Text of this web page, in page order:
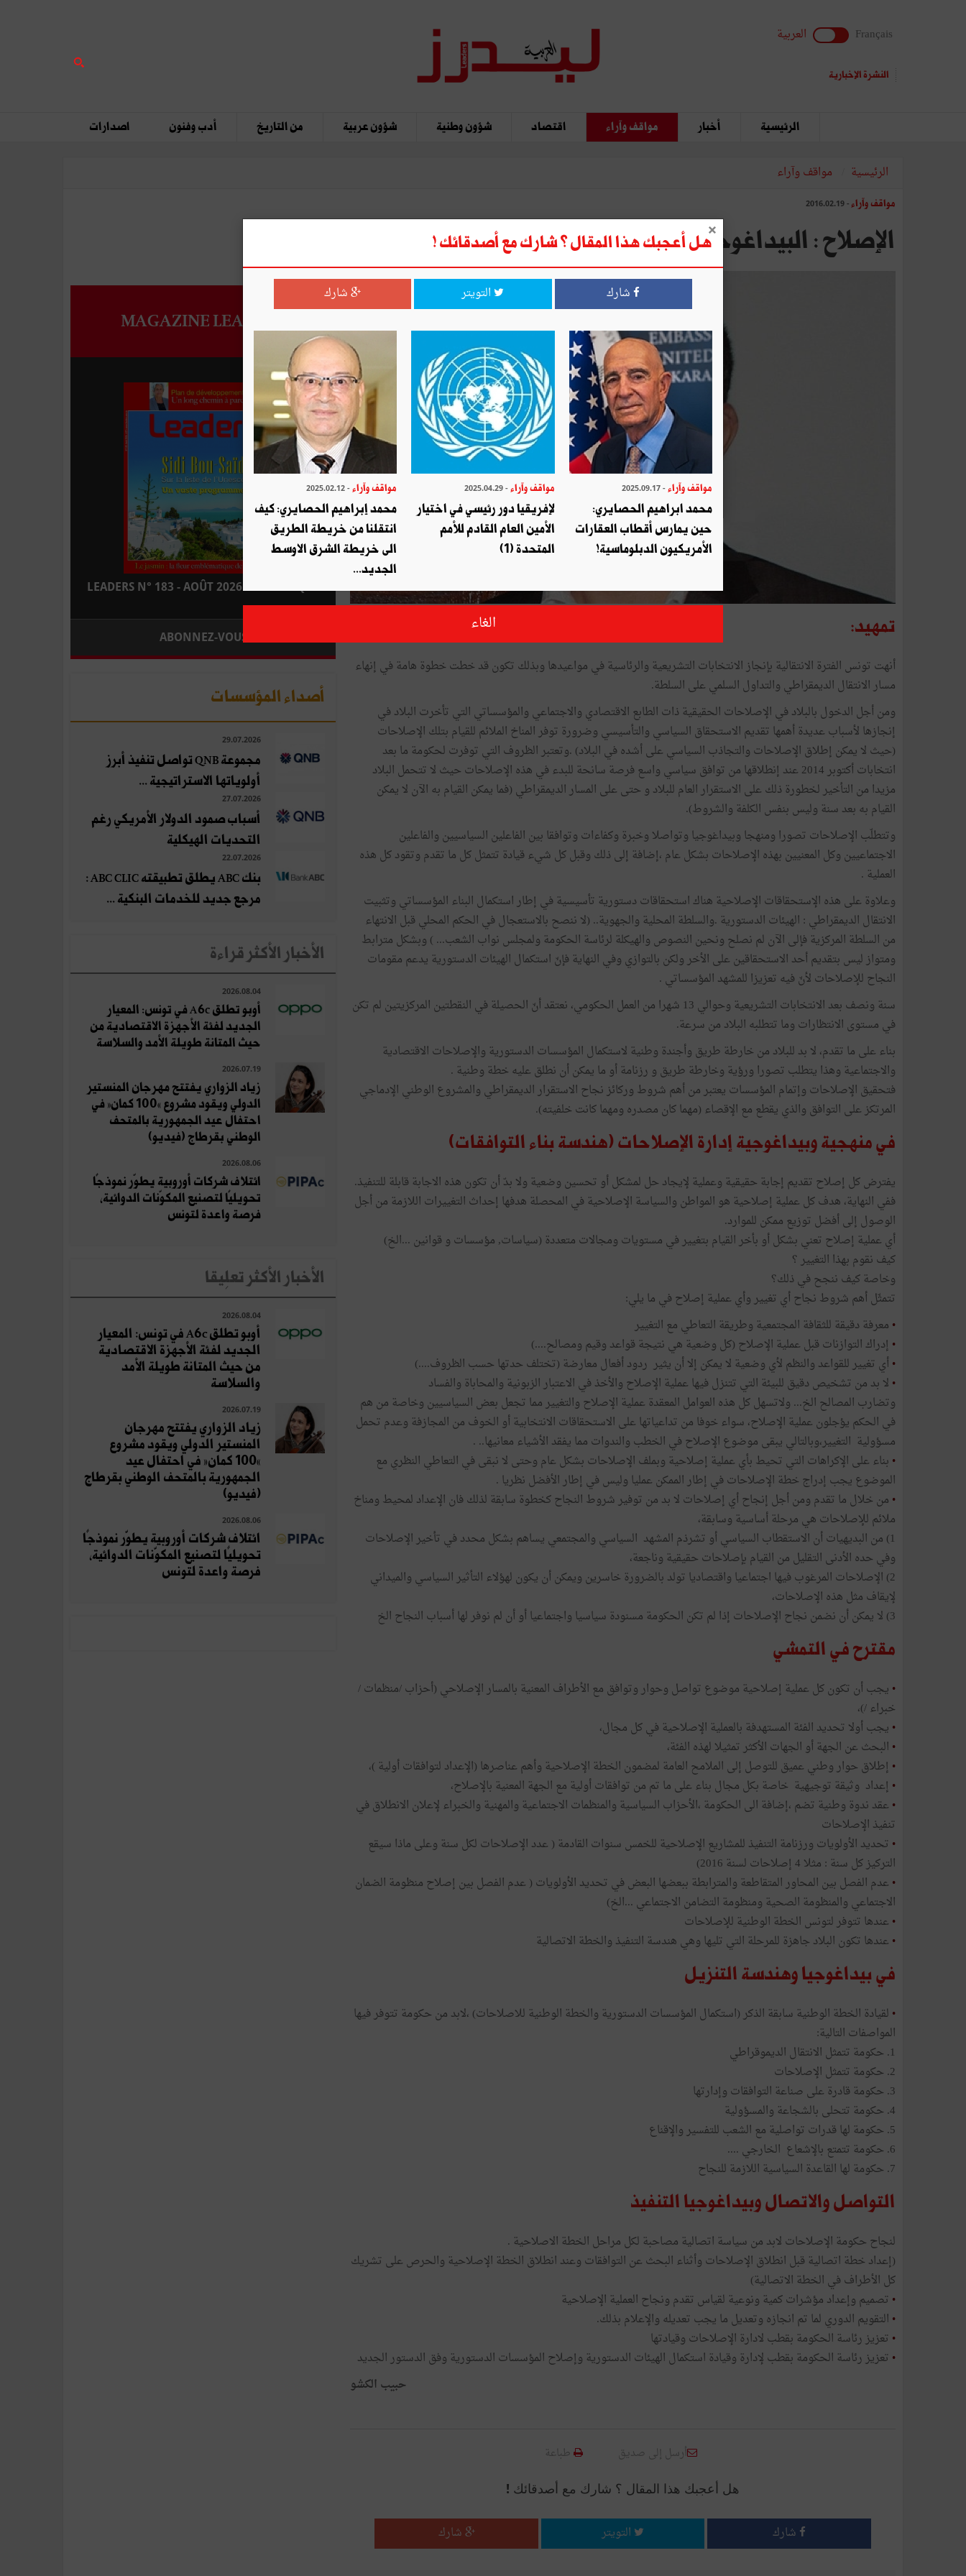
Français العربية
النشرة الإخبارية
الرئيسية أخبار مواقف وآراء اقتصاد شؤون وطنية شؤون عربية من التاريخ أدب وفنون اصدارات
الرئيسية مواقف وآراء
مواقف وآراء - 2016.02.19
الإصلاح : البيداغوجيا والمنهجية
تمهيد:
أنهت تونس الفترة الانتقالية بإنجاز الانتخابات التشريعية والرئاسية في مواعيدها وبذلك تكون قد خطت خطوة هامة في إنهاء
مسار الانتقال الديمقراطي والتداول السلمي على السلطة.
ومن أجل الدخول بالبلاد في الإصلاحات الحقيقية ذات الطابع الاقتصادي والاجتماعي والمؤسساتي التي تأخرت البلاد في
إنجازها لأسباب عديدة أهمها تقديم الاستحقاق السياسي والتأسيسي وضرورة توفر المناخ الملائم للقيام بتلك الإصلاحات
(حيث لا يمكن إطلاق الإصلاحات والتجاذب السياسي على أشده في البلاد) .وتعتبر الظروف التي توفرت لحكومة ما بعد
انتخابات أكتوبر 2014 عند إنطلاقها من توافق سياسي واسع فرصة سانحة للبدء في هذه الإصلاحات حيث لا تتحمل البلاد
مزيدا من التأخير لخطورة ذلك على الاستقرار العام للبلاد و حتى على المسار الديمقراطي (فما يمكن القيام به الآن لا يمكن
القيام به بعد سنة وليس بنفس الكلفة والشروط).
وتتطلّب الإصلاحات تصورا ومنهجا وبيداغوجيا وتواصلا وخبرة وكفاءات وتوافقا بين الفاعلين السياسيين والفاعلين
الاجتماعيين وكل المعنيين بهذه الإصلاحات بشكل عام ،إضافة إلى ذلك وقبل كل شيء قيادة تتمثل كل ما تقدم وتقود كل هذه
العملية .
وعلاوة على هذه الإستحقاقات الإصلاحية هناك استحقاقات دستورية تأسيسية في إطار استكمال البناء المؤسساتي وتثبيت
الانتقال الديمقراطي : الهيئات الدستورية .والسلطة المحلية والجهوية.. (لا ننصح بالاستعجال في الحكم المحلي قبل الانتهاء
من السلطة المركزية فإلى الآن لم نصلح ونحين النصوص والهيكلة لرئاسة الحكومة ولمجلس نواب الشعب... ) وبشكل مترابط
ومتواز ليس بتقديم أحد الاستحقاقين على الأخر ولكن بالتوازي وفي النهاية فإنّ استكمال الهيئات الدستورية يدعم مقومات
النجاح للإصلاحات لأنّ فيه تعزيزا للمشهد المؤسساتي .
سنة ونصف بعد الانتخابات التشريعية وحوالي 13 شهرا من العمل الحكومي، نعتقد أنّ الحصيلة في النقطتين المركزيتين لم تكن
في مستوى الانتظارات وما تتطلبه البلاد من سرعة.
بناء على ما تقدم، لا بد للبلاد من خارطة طريق وأجندة وطنية لاستكمال المؤسسات الدستورية والإصلاحات الاقتصادية
والاجتماعية وهذا يتطلب تصورا ورؤية وخارطة طريق و رزنامة أو ما يمكن أن نطلق عليه خطة وطنية .
فتحقيق الإصلاحات وإتمام المؤسسات يعتبر من أهم شروط وركائز نجاح الاستقرار الديمقراطي والمشروع الوطني الإدماجي
المرتكز على التوافق والذي يقطع مع الإقصاء (مهما كان مصدره ومهما كانت خلفيته).
في منهجية وبيداغوجية إدارة الإصلاحات (هندسة بناء التوافقات)
يفترض كل إصلاح تقديم إجابة حقيقية وعملية لإيجاد حل لمشكل أو تحسين وضعية ولا بدّ أن تكون هذه الاجابة قابلة للتنفيذ.
ففي النهاية، هدف كل عملية إصلاحية هو المواطن والسياسة الإصلاحية في المحصلة هدفها إحداث التغييرات اللازمة من أجل
الوصول إلى أفضل توزيع ممكن للموارد.
أي عملية إصلاح تعني بشكل أو بأخر القيام بتغيير في مستويات ومجالات متعددة (سياسات, مؤسسات و قوانين ...الخ)
كيف نقوم بهذا التغيير ؟
وخاصة كيف ننجح في ذلك؟
تتمثّل أهم شروط نجاح أي تغيير وأي عملية إصلاح في ما يلي:
• معرفة دقيقة للثقافة المجتمعية وطريقة التعاطي مع التغيير
• إدراك التوازنات قبل عملية الإصلاح (كل وضعية هي نتيجة قواعد وقيم ومصالح....)
•أي تغيير للقواعد والنظم لأي وضعية لا يمكن إلا أن يثير ردود أفعال معارضة (تختلف حدتها حسب الظروف....)
• لا بد من تشخيص دقيق للبيئة التي تتنزل فيها عملية الإصلاح والأخذ في الاعتبار الزبونية والمحاباة والفساد
وتضارب المصالح الخ... ولاتسهل كل هذه العوامل المعقدة عملية الإصلاح والتغيير مما تجعل بعض السياسيين وخاصة من هم
في الحكم يؤجلون عملية الإصلاح، سواء خوفا من تداعياتها على الاستحقاقات الانتخابية أو الخوف من المجازفة وعدم تحمل
مسؤولية التغيير،وبالتالي يبقى موضوع الإصلاح في الخطب والندوات مما يفقد الأشياء معانيها.. .
• بناء على الإكراهات التي تحيط بأي عملية إصلاحية وبملف الإصلاحات بشكل عام وحتى لا نبقى في التعاطي النظري مع
الموضوع يجب إدراج خطة الإصلاحات في إطار الممكن عمليا وليس في إطار الأفضل نظريا .
• من خلال ما تقدم ومن أجل إنجاح أي إصلاحات لا بد من توفير شروط النجاح كخطوة سابقة لذلك فان الإعداد لمحيط ومناخ
ملائم للإصلاحات هي مرحلة أساسية وسابقة،
1) من البديهيات أن الاستقطاب السياسي أو تشرذم المشهد السياسي والمجتمعي يساهم بشكل محدد في تأخير الإصلاحات
وفي حده الأدنى التقليل من القيام بإصلاحات حقيقية وناجعة،
2) الإصلاحات المرغوب فيها اجتماعيا واقتصاديا تولد بالضرورة خاسرين ويمكن أن يكون لهؤلاء التأثير السياسي والميداني
لإيقاف مثل هذه الإصلاحات،
3) لا يمكن أن نضمن نجاح الإصلاحات إذا لم تكن الحكومة مسنودة سياسيا واجتماعيا أو أن لم نوفر لها أسباب النجاح الخ
مقترح في التمشي
• يجب أن تكون كل عملية إصلاحية موضوع تواصل وحوار وتوافق مع الأطراف المعنية بالمسار الإصلاحي (أحزاب /منظمات /
خبراء /)،
• يجب أولا تحديد الفئة المستهدفة بالعملية الإصلاحية في كل مجال،
• البحث عن الجهة أو الجهات الأكثر تمثيلا لهذه الفئة،
• إطلاق حوار وطني عميق للتوصل إلى الملامح العامة لمضمون الخطة الإصلاحية وأهم عناصرها (الإعداد لتوافقات أولية )،
• إعداد وثيقة توجيهية خاصة بكل مجال بناء على ما تم من توافقات أولية مع الجهة المعنية بالإصلاح،
• عقد ندوة وطنية تضم ،إضافة الى الحكومة ،الأحزاب السياسية والمنظمات الاجتماعية والمهنية والخبراء لإعلان الانطلاق في
تنفيذ الإصلاحات
• تحديد الأولويات ورزنامة التنفيذ للمشاريع الإصلاحية للخمس سنوات القادمة ( عدد الإصلاحات لكل سنة وعلى ماذا سيقع
التركيز كل سنة : مثلا 4 إصلاحات لسنة 2016)
• عدم الفصل بين المحاور المتقاطعة والمترابطة ببعضها البعض في تحديد الأولويات ( عدم الفصل بين إصلاح منظومة الضمان
الاجتماعي والمنظومة الصحية ومنظومة التضامن الاجتماعي ...الخ)
• عندها تتوفر لتونس الخطة الوطنية للإصلاحات
• عندها تكون البلاد جاهزة للمرحلة التي تليها وهي هندسة التنفيذ والخطة الاتصالية
في بيداغوجيا وهندسة التنزيل
• لقيادة الخطة الوطنية سابقة الذكر (استكمال المؤسسات الدستورية والخطة الوطنية للاصلاحات) ،لابد من حكومة تتوفر فيها
المواصفات التالية:
1. حكومة تتمثل الانتقال الديموقراطي
2. حكومة تتمثل الإصلاحات
3. حكومة قادرة على صناعة التوافقات وإدارتها
4. حكومة تتحلى بالشجاعة والمسؤولية
5. حكومة لها قدرات تواصلية مع الشعب للتفسير والإقناع
6. حكومة تتمتع بالإشعاع الخارجي ....
7. حكومة لها القاعدة السياسية اللازمة للنجاح
التواصل والاتصال وبيداغوجيا التنفيذ
لنجاح حكومة الإصلاحات لابد من سياسة اتصالية مصاحبة لكل مراحل الخطة الاصلاحية .
(إعداد خطة اتصالية قبل انطلاق الإصلاحات وأثناء البحث عن التوافقات وعند انطلاق الخطة الإصلاحية والحرص على تشريك
كل الأطراف في الخطة الاتصالية)
• تصميم وإعداد مؤشرات كمية ونوعية لقياس تقدم ونجاح العملية الإصلاحية
• التقويم الدوري لما تم انجازه وتعديل ما يجب تعديله والإعلام بذلك.
• تعزيز رئاسة الحكومة بقطب لادارة الإصلاحات وقيادتها
• تعزيز رئاسة الحكومة بقطب لإدارة وقيادة استكمال الهيئات الدستورية وإصلاح المؤسسات الدستورية وفق الدستور الجديد
حبيب الكشو
أرسل إلى صديق طباعة
هل أعجبك هذا المقال ؟ شارك مع أصدقائك !
شارك التويتر شارك
MAGAZINE LEADERS
LEADERS N° 183 - AOÛT 2026 : EN KIOSQUE
ABONNEZ-VOUS
أصداء المؤسسات
29.07.2026
مجموعة QNB تواصل تنفيذ أبرز
أولوياتها الاستراتيجية ...
27.07.2026
أسباب صمود الدولار الأمريكي رغم
التحديات الهيكلية
22.07.2026
بنك ABC يطلق تطبيقته ABC CLIC :
مرجع جديد للخدمات البنكية ...
الأخبار الأكثر قراءة
2026.08.04
أوبو تطلق A6c في تونس: المعيار
الجديد لفئة الأجهزة الاقتصادية من
حيث المتانة طويلة الأمد والسلاسة
2026.07.19
زياد الزواري يفتتح مهرجان المنستير
الدولي ويقود مشروع «100 كمان» في
احتفال عيد الجمهورية بالمتحف
الوطني بقرطاج (فيديو)
2026.08.06
ائتلاف شركات أوروبية يطوّر نموذجًا
تحويليًا لتصنيع المكوّنات الدوائية،
فرصة واعدة لتونس
الأخبار الأكثر تعلِيقا
2026.08.04
أوبو تطلق A6c في تونس: المعيار
الجديد لفئة الأجهزة الاقتصادية
من حيث المتانة طويلة الأمد
والسلاسة
2026.07.19
زياد الزواري يفتتح مهرجان
المنستير الدولي ويقود مشروع
«100 كمان» في احتفال عيد
الجمهورية بالمتحف الوطني بقرطاج
(فيديو)
2026.08.06
ائتلاف شركات أوروبية يطوّر نموذجًا
تحويليًا لتصنيع المكوّنات الدوائية،
فرصة واعدة لتونس
هل أعجبك هذا المقال ؟ شارك مع أصدقائك !
شارك التويتر شارك
مواقف وآراء - 2025.09.17
محمد ابراهيم الحصايري:
حين يمارس أقطاب العقارات
الأمريكيون الدبلوماسية!
مواقف وآراء - 2025.04.29
لإفريقيا دور رئيسي في اختيار
الأمين العام القادم للأمم
المتحدة (1)
مواقف وآراء- 2025.02.12
محمد إبراهيم الحصايري: كيف
انتقلنا من خريطة الطريق
الى خريطة الشرق الاوسط
الجديد...
الغاء